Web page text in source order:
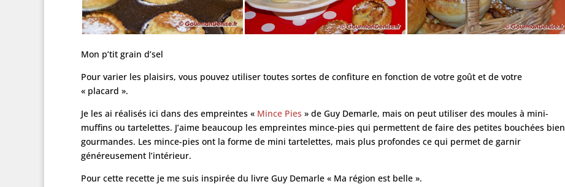
Mon p’tit grain d’sel
Pour varier les plaisirs, vous pouvez utiliser toutes sortes de confiture en fonction de votre goût et de votre
« placard ».
Je les ai réalisés ici dans des empreintes « Mince Pies » de Guy Demarle, mais on peut utiliser des moules à mini-
muffins ou tartelettes. J’aime beaucoup les empreintes mince-pies qui permettent de faire des petites bouchées bien
gourmandes. Les mince-pies ont la forme de mini tartelettes, mais plus profondes ce qui permet de garnir
généreusement l’intérieur.
Pour cette recette je me suis inspirée du livre Guy Demarle « Ma région est belle ».